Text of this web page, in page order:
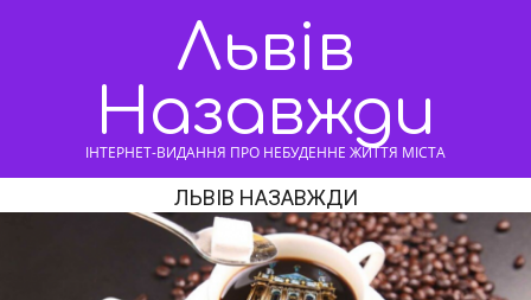
Львів
Назавжди
ІНТЕРНЕТ-ВИДАННЯ ПРО НЕБУДЕННЕ ЖИТТЯ МІСТА
ЛЬВІВ НАЗАВЖДИ